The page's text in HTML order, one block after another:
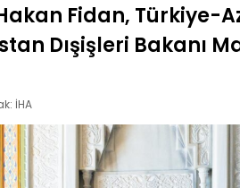
Fidan, Türkiye-
Dışişleri Bakanı
İHA